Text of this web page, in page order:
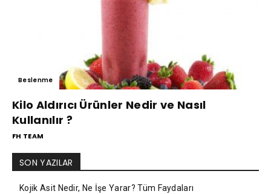
Beslenme
Kilo Aldırıcı Ürünler Nedir ve Nasıl
Kullanılır ?
FH TEAM
SON YAZILAR
Kojik Asit Nedir, Ne İşe Yarar? Tüm Faydaları